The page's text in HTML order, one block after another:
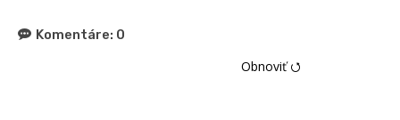
Komentáre: 0
Obnoviť ⭯